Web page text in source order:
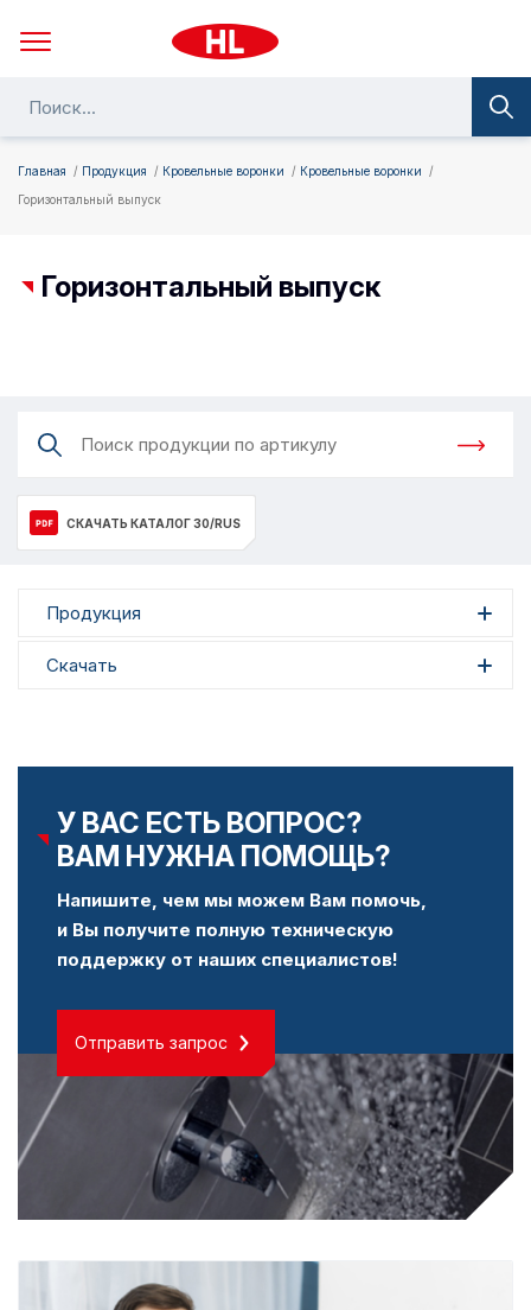
Главная Продукция Кровельные воронки
Кровельные воронки
Горизонтальный выпуск
Горизонтальный выпуск
СКАЧАТЬ КАТАЛОГ 30/RUS
Продукция
Скачать
У ВАС ЕСТЬ ВОПРОС?
ВАМ НУЖНА ПОМОЩЬ?
Напишите, чем мы можем Вам помочь,
и Вы получите полную техническую
поддержку от наших специалистов!
Отправить запрос